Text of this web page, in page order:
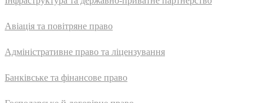
Авіація та повітряне право
Адмiнiстративне право та лiцензування
Банківське та фінансове право